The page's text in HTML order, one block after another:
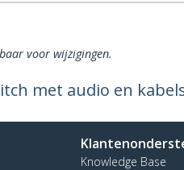
voor wijzigingen.
met audio en
Knowledge Base